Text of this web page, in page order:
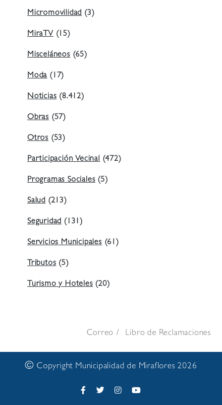
Micromovilidad(3)
MiraTV(15)
Misceláneos(65)
Moda(17)
Noticias(8.412)
Obras (57)
Otros (53)
Participación Vecinal(472)
Programas Sociales(5)
Salud (213)
Seguridad(131)
Servicios Municipales(61)
Tributos(5)
Turismo y Hoteles(20)
Correo Libro de Reclamaciones
© Copyright Municipalidad de Miraflores 2026